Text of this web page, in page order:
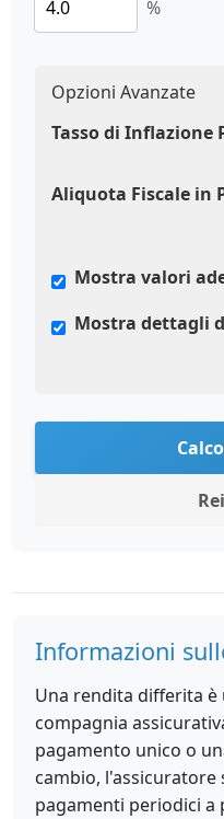
%
Opzioni Avanzate
Tasso di Inflazione
Aliquota Fiscale in
Mostra valori
Mostra dettagli
Informazioni
Una rendita differita
compagnia
pagamento unico o
cambio,
pagamenti periodici